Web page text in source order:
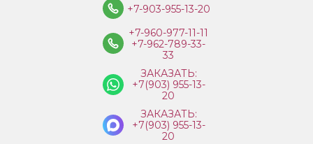
+7-903-955-13-20
+7-960-977-11-11
+7-962-789-33-
33
ЗАКАЗАТЬ:
+7(903) 955-13-
20
ЗАКАЗАТЬ:
+7(903) 955-13-
20